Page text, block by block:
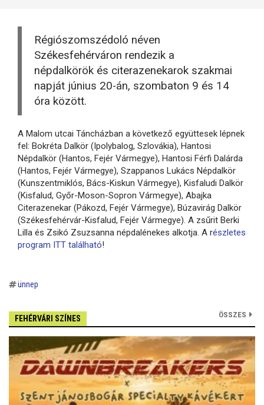
Régiószomszédoló néven
Székesfehérváron rendezik a
népdalkörök és citerazenekarok szakmai
napját június 20-án, szombaton 9 és 14
óra között.
A Malom utcai Táncházban a következő együttesek lépnek
fel: Bokréta Dalkör (Ipolybalog, Szlovákia), Hantosi
Népdalkör (Hantos, Fejér Vármegye), Hantosi Férfi Dalárda
(Hantos, Fejér Vármegye), Szappanos Lukács Népdalkör
(Kunszentmiklós, Bács-Kiskun Vármegye), Kisfaludi Dalkör
(Kisfalud, Győr-Moson-Sopron Vármegye), Abajka
Citerazenekar (Pákozd, Fejér Vármegye), Búzavirág Dalkör
(Székesfehérvár-Kisfalud, Fejér Vármegye). A zsűrit Berki
Lilla és Zsikó Zsuzsanna népdalénekes alkotja. A részletes
program ITT található!
ünnep
FEHÉRVÁRI SZÍNES ÖSSZES